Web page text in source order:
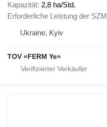
Kapazität 2,8 ha/Std.
Erforderliche Leistung der SZM
Ukraine, Kyiv
TOV «FERM Ye»